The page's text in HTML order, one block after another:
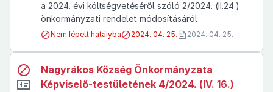
a 2024. évi költségvetéséről szóló 2/2024. (II.24.)
önkormányzati rendelet módosításáról
Nem lépett hatályba 2024. 04. 25. 2024. 04. 25.
Nagyrákos Község Önkormányzata
Képviselő-testületének 4/2024. (IV. 16.)